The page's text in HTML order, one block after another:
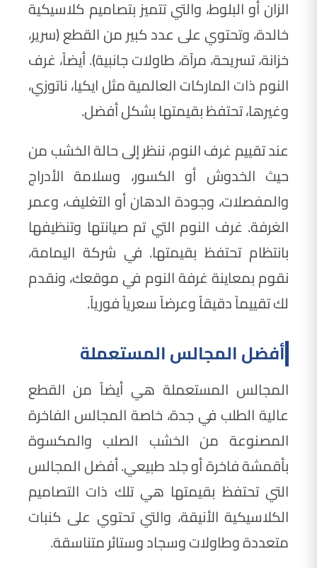
الزان أو البلوط، والتي تتميز بتصاميم كلاسيكية
خالدة، وتحتوي على عدد كبير من القطع (سرير،
خزانة، تسريحة، مرآة، طاولات جانبية). أيضاً، غرف
النوم ذات الماركات العالمية مثل ايكيا، ناتوزي،
وغيرها، تحتفظ بقيمتها بشكل أفضل.
عند تقييم غرف النوم، ننظر إلى حالة الخشب من
حيث الخدوش أو الكسور، وسلامة الأدراج
والمفصلات، وجودة الدهان أو التغليف، وعمر
الغرفة. غرف النوم التي تم صيانتها وتنظيفها
بانتظام تحتفظ بقيمتها. في شركة اليمامة،
نقوم بمعاينة غرفة النوم في موقعك، ونقدم
لك تقييماً دقيقاً وعرضاً سعرياً فورياً.
أفضل المجالس المستعملة
المجالس المستعملة هي أيضاً من القطع
عالية الطلب في جدة، خاصة المجالس الفاخرة
المصنوعة من الخشب الصلب والمكسوة
بأقمشة فاخرة أو جلد طبيعي. أفضل المجالس
التي تحتفظ بقيمتها هي تلك ذات التصاميم
الكلاسيكية الأنيقة، والتي تحتوي على كنبات
متعددة وطاولات وسجاد وستائر متناسقة.